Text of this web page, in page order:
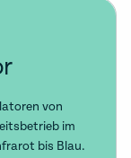
von
im
bis Blau.